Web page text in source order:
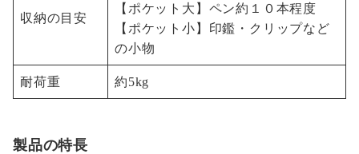
収納の目安
【ポケット大】ペン約１０本程度
【ポケット小】印鑑・クリップなど
の小物
耐荷重 約5kg
製品の特長